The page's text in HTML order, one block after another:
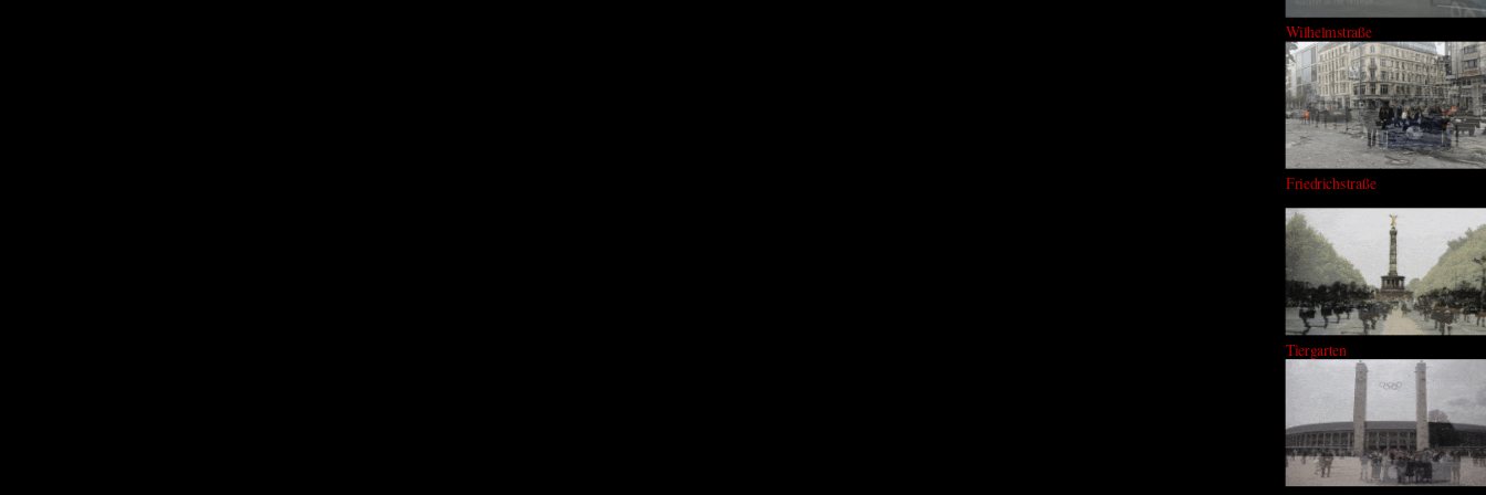
Wilhelmstraße
Friedrichstraße
Tiergarten